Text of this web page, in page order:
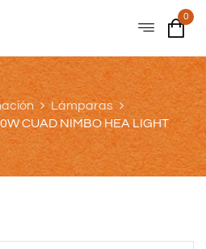
0
Lámparas
CUAD NIMBO HEA LIGHT